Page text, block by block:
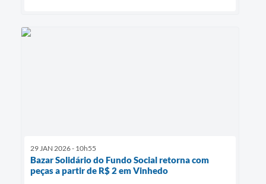
29 JAN 2026 - 10h55
Bazar Solidário do Fundo Social retorna com
peças a partir de R$ 2 em Vinhedo